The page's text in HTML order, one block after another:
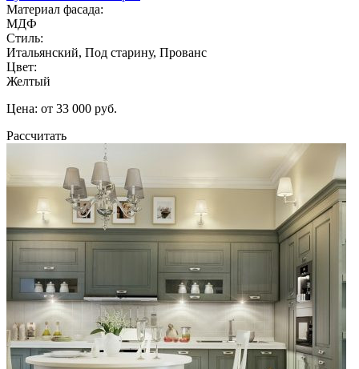
Материал фасада:
МДФ
Стиль:
Итальянский, Под старину, Прованс
Цвет:
Желтый
Цена: от 33 000 руб.
Рассчитать